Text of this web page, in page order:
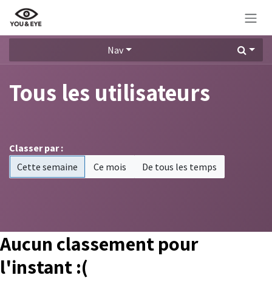
Se rendre au contenu
Nav
Tous les utilisateurs
Classer par :
Cette semaine
Ce mois De tous les temps
Aucun classement pour
l'instant :(